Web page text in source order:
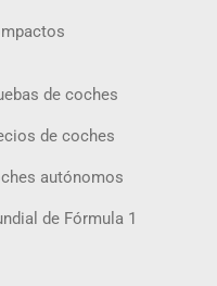
de coches
de coches
autónomos
de Fórmula 1